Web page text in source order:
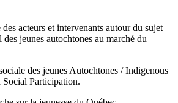
acteurs et intervenants autour du sujet
jeunes autochtones au marché du
des jeunes Autochtones / Indigenous
Participation.